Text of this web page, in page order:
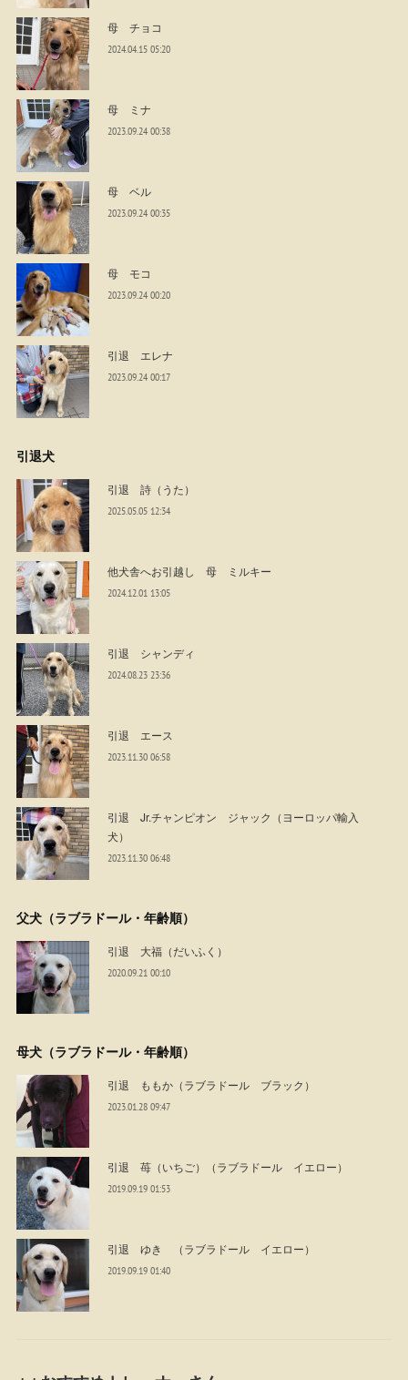
母 チョコ
2024.04.15 05:20
母 ミナ
2023.09.24 00:38
母 ベル
2023.09.24 00:35
母 モコ
2023.09.24 00:20
引退 エレナ
2023.09.24 00:17
引退犬
引退 詩（うた）
2025.05.05 12:34
他犬舎へお引越し 母 ミルキー
2024.12.01 13:05
引退 シャンディ
2024.08.23 23:36
引退 エース
2023.11.30 06:58
引退 Jr.チャンピオン ジャック（ヨーロッパ輸入
犬）
2023.11.30 06:48
父犬（ラブラドール・年齢順）
引退 大福（だいふく）
2020.09.21 00:10
母犬（ラブラドール・年齢順）
引退 ももか（ラブラドール ブラック）
2023.01.28 09:47
引退 苺（いちご）（ラブラドール イエロー）
2019.09.19 01:53
引退 ゆき （ラブラドール イエロー）
2019.09.19 01:40